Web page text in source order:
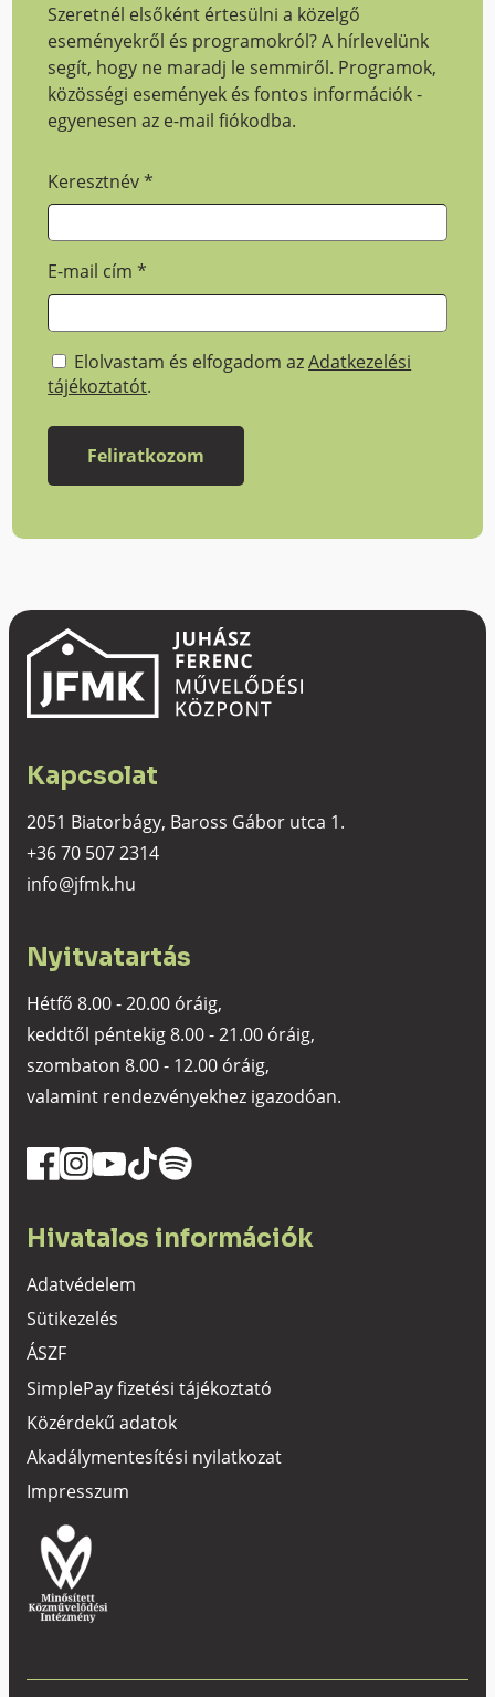
Szeretnél elsőként értesülni a közelgő
eseményekről és programokról? A hírlevelünk
segít, hogy ne maradj le semmiről. Programok,
közösségi események és fontos információk -
egyenesen az e-mail fiókodba.
Keresztnév*
E-mail cím*
Elolvastam és elfogadom azAdatkezelési
tájékoztatót.
Kapcsolat
2051 Biatorbágy, Baross Gábor utca 1.
+36 70 507 2314
info@jfmk.hu
Nyitvatartás
Hétfő 8.00 - 20.00 óráig,
keddtől péntekig 8.00 - 21.00 óráig,
szombaton 8.00 - 12.00 óráig,
valamint rendezvényekhez igazodóan.
Hivatalos információk
Adatvédelem
Sütikezelés
ÁSZF
SimplePay fizetési tájékoztató
Közérdekű adatok
Akadálymentesítési nyilatkozat
Impresszum